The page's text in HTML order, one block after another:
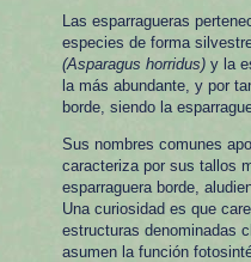
Las esparragueras
especies de forma
(Asparagus horridus) y la
la más abundante, y por
borde, siendo la
Sus nombres comunes
caracteriza por sus tallos
esparraguera borde,
Una curiosidad es que
estructuras denominadas
asumen la función